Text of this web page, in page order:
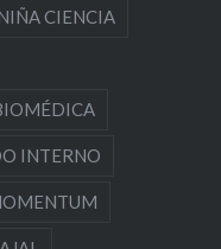
CIENCIA
INTERNO